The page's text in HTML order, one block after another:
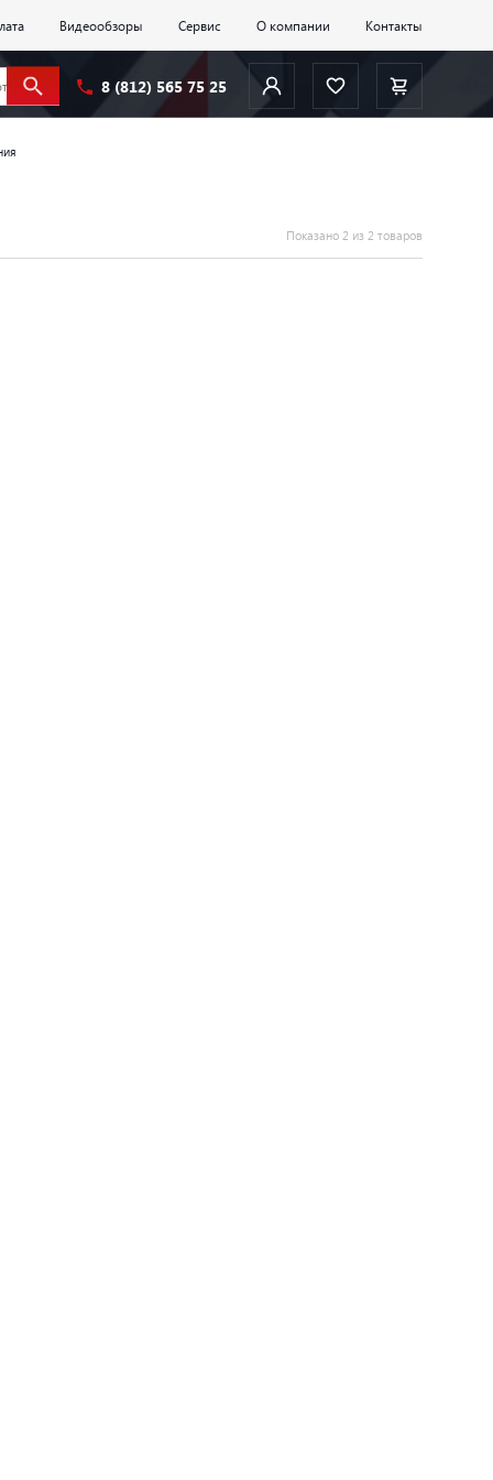
Видеообзоры Сервис О компании Контакты
8 (812) 565 75 25
Показано 2 из 2 товаров